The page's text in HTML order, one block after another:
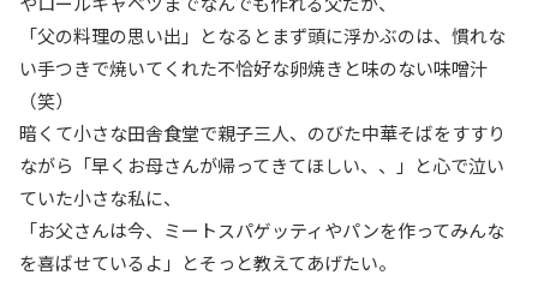
「父の料理の思い出」となるとまず頭に浮かぶのは、慣れな
い手つきで焼いてくれた不恰好な卵焼きと味のない味噌汁
（笑）
暗くて小さな田舎食堂で親子三人、のびた中華そばをすすり
ながら「早くお母さんが帰ってきてほしい、、」と心で泣い
ていた小さな私に、
「お父さんは今、ミートスパゲッティやパンを作ってみんな
を喜ばせているよ」とそっと教えてあげたい。